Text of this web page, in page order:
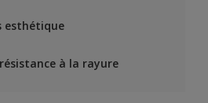
esthétique
à la rayure